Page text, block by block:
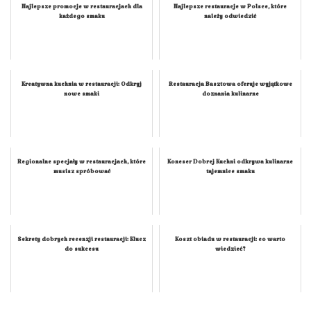
Najlepsze promocje w restauracjach dla
każdego smaku
Najlepsze restauracje w Polsce, które
należy odwiedzić
Kreatywna kuchnia w restauracji: Odkryj
nowe smaki
Restauracja Basztowa oferuje wyjątkowe
doznania kulinarne
Regionalne specjały w restauracjach, które
musisz spróbować
Koneser Dobrej Kuchni odkrywa kulinarne
tajemnice smaku
Sekrety dobrych recenzji restauracji: Klucz
do sukcesu
Koszt obiadu w restauracji: co warto
wiedzieć?